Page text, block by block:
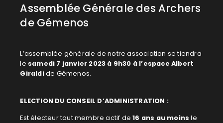
Assemblée Générale des Archers
de Gémenos
L’assemblée générale de notre association se tiendra
le samedi 7 janvier 2023 à 9h30 à l’espace Albert
Giraldide Gémenos.
ELECTION DU CONSEIL D’ADMINISTRATION :
Est électeur tout membre actif de16 ans au moins le